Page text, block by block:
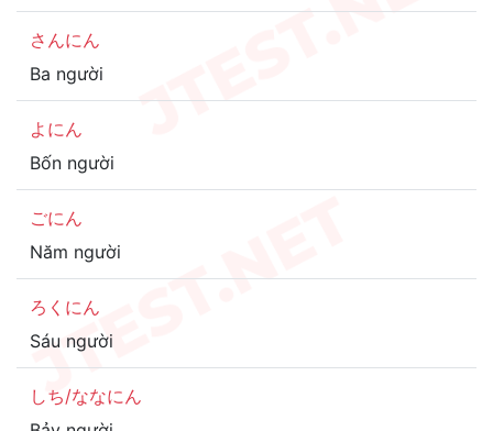
さんにん
Ba người
よにん
Bốn người
ごにん
Năm người
ろくにん
Sáu người
しち/ななにん